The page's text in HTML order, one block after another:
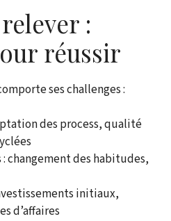
:
réussir
ses challenges :
des process, qualité
changement des habitudes,
initiaux,
d’affaires